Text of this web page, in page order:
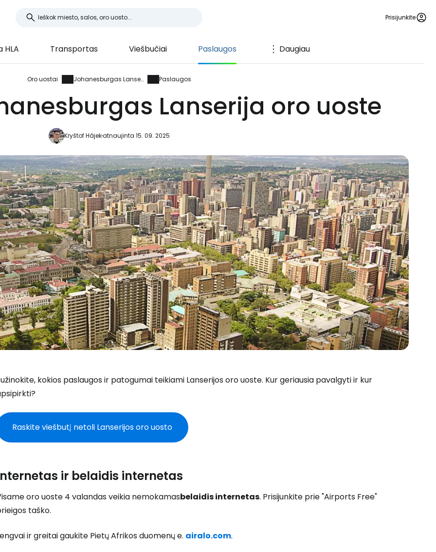
Prisijunkite
HLA Transportas Viešbučiai Paslaugos Daugiau
Oro uostai Johanesburgas Lanserija Paslaugos
Lanserija oro uoste
Kryštof Hájekatnaujinta 15. 09. 2025
kokios paslaugos ir patogumai teikiami Lanserijos oro uoste. Kur geriausia pavalgyti ir kur
Raskite viešbutį netoli Lanserijos oro uosto
ir belaidis internetas
oro uoste 4 valandas veikia nemokamasbelaidis internetas. Prisijunkite prie "Airports Free"
taško.
ir greitai gaukite Pietų Afrikos duomenų e. airalo.com.